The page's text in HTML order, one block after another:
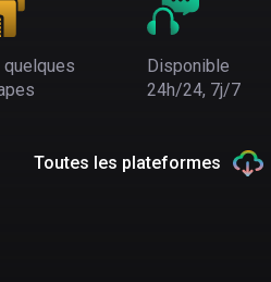
quelques
Disponible
24h/24, 7j/7
Toutes les plateformes